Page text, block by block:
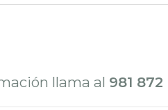
llama al 981 872